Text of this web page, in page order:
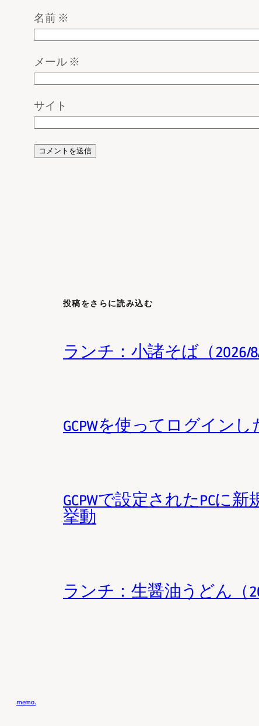
名前※
メール※
サイト
投稿をさらに読み込む
ランチ：小諸そば（2026/8/
GCPWを使ってログインし
GCPWで設定されたPCに
挙動
ランチ：生醤油うどん（
memo.